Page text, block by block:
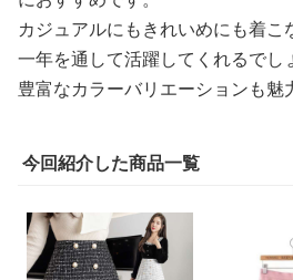
カジュアルにもきれいめにも着こ
一年を通して活躍してくれるでし
豊富なカラーバリエーションも魅
今回紹介した商品一覧